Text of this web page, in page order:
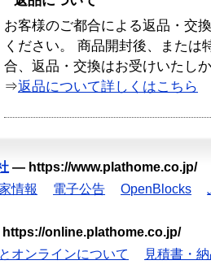
お客様のご都合による返品・交
ください。 商品開封後、または
合、返品・交換はお受けいたし
⇒返品について詳しくはこちら
— https://www.plathome.co.jp/
情報 電子公告 OpenBlocks
https://online.plathome.co.jp/
オンラインについて
見積書・